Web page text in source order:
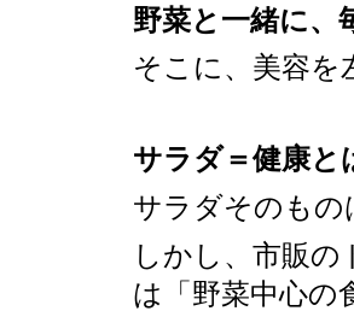
野菜と一緒に、
そこに、美容を
サラダ＝健康と
サラダそのもの
しかし、市販
は「野菜中心の